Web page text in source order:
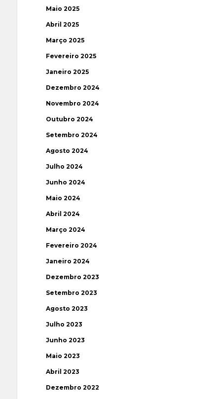
Maio 2025
Abril 2025
Março 2025
Fevereiro 2025
Janeiro 2025
Dezembro 2024
Novembro 2024
Outubro 2024
Setembro 2024
Agosto 2024
Julho 2024
Junho 2024
Maio 2024
Abril 2024
Março 2024
Fevereiro 2024
Janeiro 2024
Dezembro 2023
Setembro 2023
Agosto 2023
Julho 2023
Junho 2023
Maio 2023
Abril 2023
Dezembro 2022